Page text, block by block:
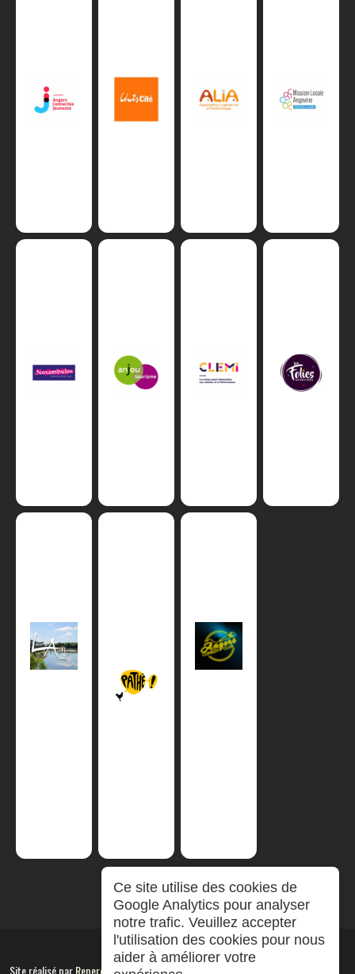
Site réalisé parRepereCom
Ce site utilise des cookies de
Google Analytics pour analyser
notre trafic. Veuillez accepter
l'utilisation des cookies pour nous
aider à améliorer votre